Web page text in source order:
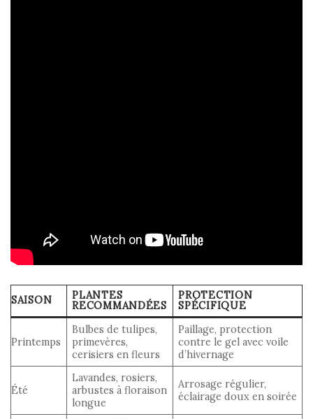
SAISON
PLANTES
RECOMMANDÉES
PROTECTION
SPÉCIFIQUE
Printemps
Bulbes de tulipes,
primevères,
cerisiers en fleurs
Paillage, protection
contre le gel avec voile
d’hivernage
Été
Lavandes, rosiers,
arbustes à floraison
longue
Arrosage régulier,
éclairage doux en soirée